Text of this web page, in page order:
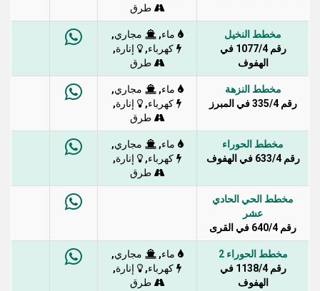
طرق
مخطط النخيل
رقم 1077/4 في
الهفوف
ماء, مجاري,
كهرباء, إنارة,
طرق
مخطط النزهة
رقم 335/4 في المبرز
ماء, مجاري,
كهرباء, إنارة,
طرق
مخطط الحوراء
رقم 633/4 في الهفوف
ماء, مجاري,
كهرباء, إنارة,
طرق
مخطط الحي الحادي
عشر
رقم 640/4 في القرى
مخطط الحوراء 2
رقم 1138/4 في
الهفوف
ماء, مجاري,
كهرباء, إنارة,
طرق